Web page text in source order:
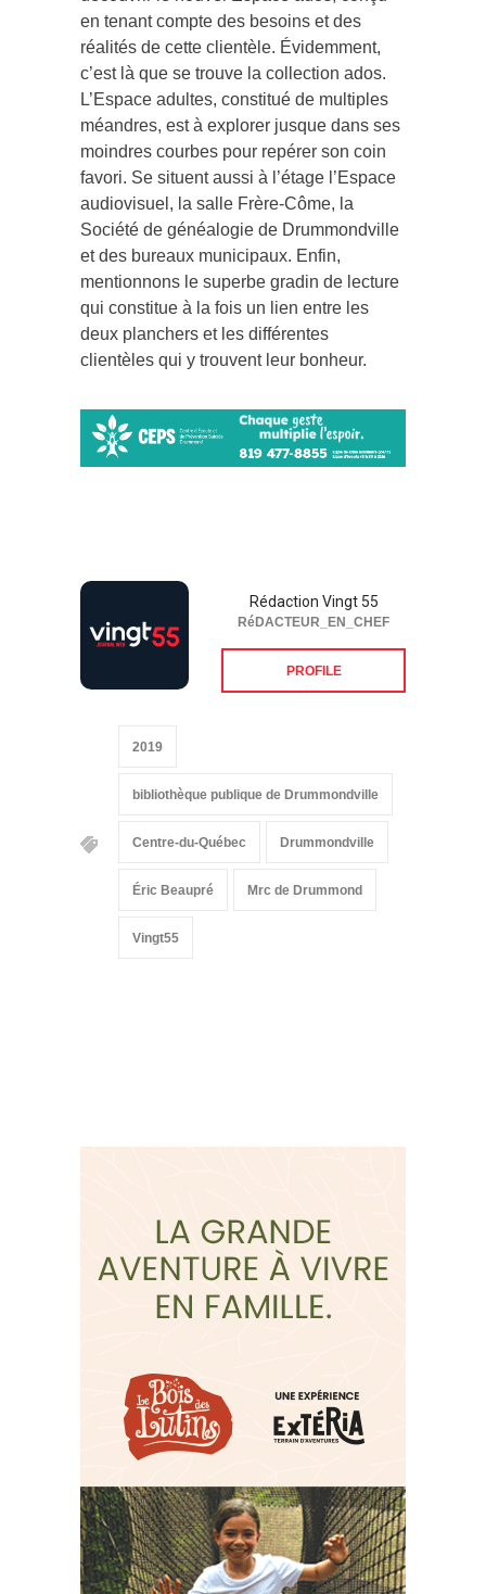
en tenant compte des besoins et des
réalités de cette clientèle. Évidemment,
c’est là que se trouve la collection ados.
L’Espace adultes, constitué de multiples
méandres, est à explorer jusque dans ses
moindres courbes pour repérer son coin
favori. Se situent aussi à l’étage l’Espace
audiovisuel, la salle Frère-Côme, la
Société de généalogie de Drummondville
et des bureaux municipaux. Enfin,
mentionnons le superbe gradin de lecture
qui constitue à la fois un lien entre les
deux planchers et les différentes
clientèles qui y trouvent leur bonheur.
Rédaction Vingt 55
RéDACTEUR_EN_CHEF
PROFILE
2019
bibliothèque publique de Drummondville
Centre-du-Québec Drummondville
Éric Beaupré Mrc de Drummond
Vingt55